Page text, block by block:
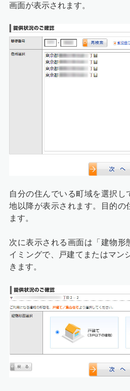
画面が表示されます。
自分の住んでいる町域を選択し
地以降が表示されます。目的の
ます。
次に表示される画面は「建物形
イミングで、戸建てまたはマン
きます。